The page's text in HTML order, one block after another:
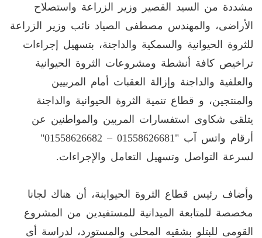
مشددة من السيد القصير وزير الزراعة واستصلاح
الأراضى، والمهندس مصطفى الصياد نائب وزير الزراعة
للثروة الحيوانية والسمكية والداجنة، بتسهيل إجراءات
تراخيص كافة أنشطة ومشروعات الثروة الحيوانية
والعلفية والداجنة وإزالة العقبات أمام المربيين
والمنتجين، و قطاع تنمية الثروة الحيوانية والداجنة
يتلقى شكاوى استفسارات المربين والمواطنين عن
أرقام واتس آب "01558626681 – 01558626682"
لسرعة التواصل وتسهيل التعامل والإجراءات.
وأضاف رئيس قطاع الثروة الحيواينة، أن هناك لجانا
مخصصة للمتابعة الميدانية للمستفيدين من المشروع
القومى للبتلو بشقيه المحلى والمستورد، لدراسة أى